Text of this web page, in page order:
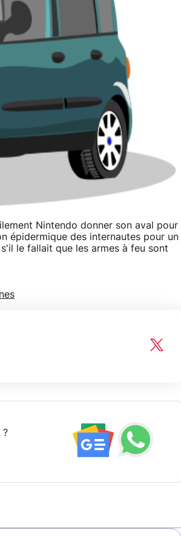
Nintendo donner son aval pour
épidermique des internautes pour un
le fallait que les armes à feu sont
?